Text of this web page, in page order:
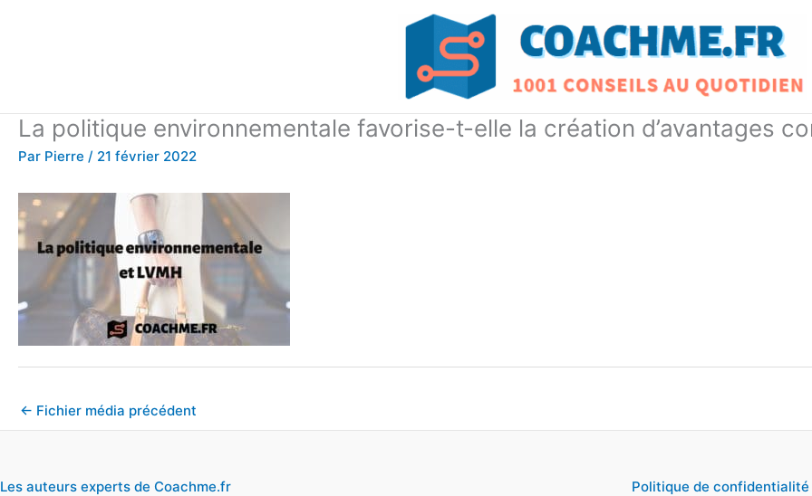
La politique environnementale favorise-t-elle la création d’avantages
Par Pierre / 21 février 2022
← Fichier média précédent
Les auteurs experts de Coachme.fr Politique de confidentialité